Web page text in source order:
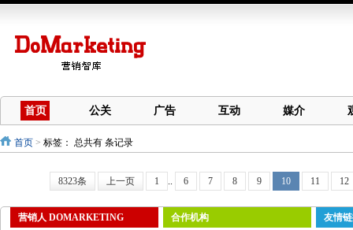
首页 公关 广告 互动 媒介
首页 > 标签： 总共有 条记录
8323条 上一页 1 .. 6 7 8 9 10 11 12
营销人 DOMARKETING 合作机构 友情